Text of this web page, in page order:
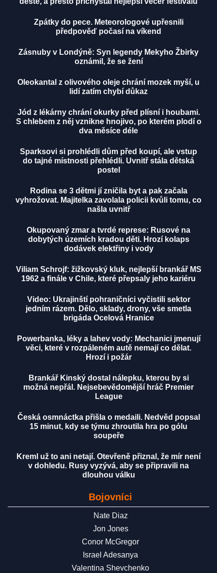
Zpátky do pece. Meteorologové upřesnili
předpověď počasí na víkend
Zásnuby v Londýně: Syn legendy Mekyho Žbirky
oznámil, že se žení
Oleokantal z olivového oleje chrání mozek myší, u
lidí zatím chybí důkaz
Jód z lékárny chrání okurky před plísní i houbami.
S chlebem z něj vznikne hnojivo, po kterém plodí o
dva měsíce déle
Sparksovi si prohlédli dům před koupí, ale vstup
do tajné místnosti přehlédli. Uvnitř stála dětská
postel
Rodina se 3 dětmi jí zničila byt a pak začala
vyhrožovat. Majitelka zavolala policii kvůli tomu, co
našla uvnitř
Okupovaný zmar a tvrdé represe: Rusové na
dobytých územích kradou děti. Hrozí kolaps
dodávek elektřiny i vody
Viliam Schrojf: žižkovský kluk, nejlepší brankář MS
1962 a finále v Chile, které přepsaly jeho kariéru
Video: Ukrajinští pohraničníci vyčistili sektor
jedním rázem. Dělo, sklady, drony, vše smetla
brigáda Ocelová Hranice
Powerbanka, léky a lahev vody: Mechanici jmenují
věci, které v rozpáleném autě nemají co dělat.
Hrozí i požár
Brankář Kinský dostal nálepku, kterou by si
možná nepřál. Nejsebevědomější hráč Premier
League
Česká osmnáctka přišla o medaili. Nedvěd popsal
15 minut, kdy se týmu zhroutila hra po gólu
soupeře
Kreml už to ani netají. Otevřeně přiznal, že mír není
v dohledu. Rusy vyzývá, aby se připravili na
dlouhou válku
Bojovníci
Nate Diaz
Jon Jones
Conor McGregor
Israel Adesanya
Valentina Shevchenko